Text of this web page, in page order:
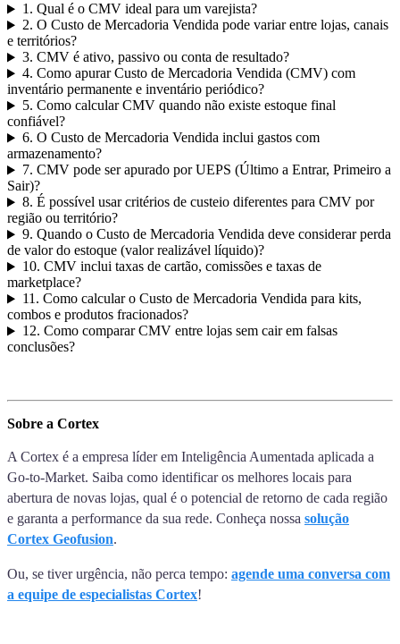
1. Qual é o CMV ideal para um varejista?
2. O Custo de Mercadoria Vendida pode variar entre lojas, canais
e territórios?
3. CMV é ativo, passivo ou conta de resultado?
4. Como apurar Custo de Mercadoria Vendida (CMV) com
inventário permanente e inventário periódico?
5. Como calcular CMV quando não existe estoque final
confiável?
6. O Custo de Mercadoria Vendida inclui gastos com
armazenamento?
7. CMV pode ser apurado por UEPS (Último a Entrar, Primeiro a
Sair)?
8. É possível usar critérios de custeio diferentes para CMV por
região ou território?
9. Quando o Custo de Mercadoria Vendida deve considerar perda
de valor do estoque (valor realizável líquido)?
10. CMV inclui taxas de cartão, comissões e taxas de
marketplace?
11. Como calcular o Custo de Mercadoria Vendida para kits,
combos e produtos fracionados?
12. Como comparar CMV entre lojas sem cair em falsas
conclusões?
Sobre a Cortex
A Cortex é a empresa líder em Inteligência Aumentada aplicada a
Go-to-Market. Saiba como identificar os melhores locais para
abertura de novas lojas, qual é o potencial de retorno de cada região
e garanta a performance da sua rede. Conheça nossa solução
Cortex Geofusion.
Ou, se tiver urgência, não perca tempo: agende uma conversa com
a equipe de especialistas Cortex!